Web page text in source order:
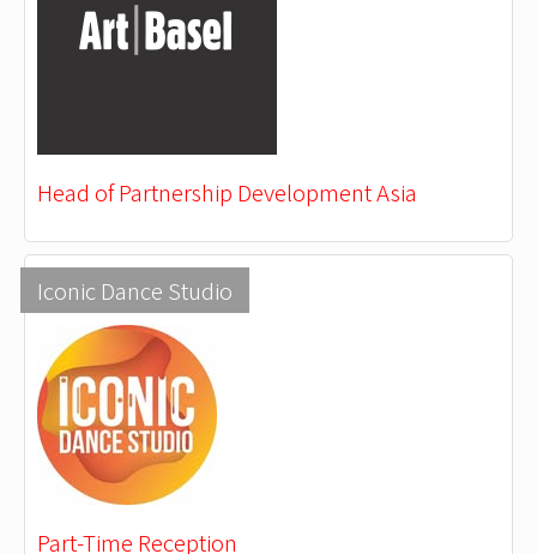
Head of Partnership Development Asia
Iconic Dance Studio
Part-Time Reception